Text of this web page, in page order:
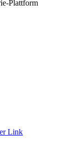
Plattform
Link